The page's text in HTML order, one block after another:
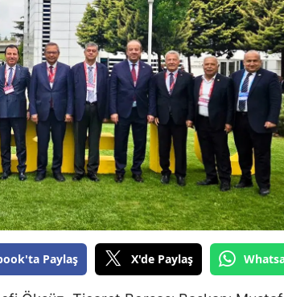
Bitlis
Bolu
Burdur
Bursa
Çanakkale
Çankırı
Çorum
Denizli
Paylaş X'de Paylaş